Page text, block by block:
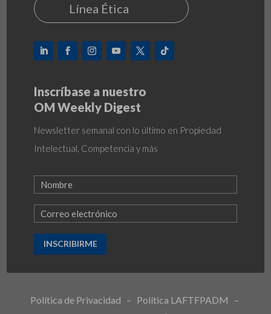
Línea Ética
Inscríbase a nuestro
OM Weekly Digest
Newsletter semanal con lo último en Propiedad
Intelectual, Competencia y más
INSCRIBIRME
Política de Privacidad – Política LAFTFPADM
–